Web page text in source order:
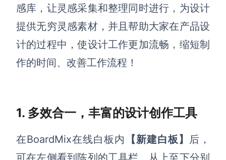
博思白板boardmix
下载
客户端、插件
解决方案
感库，让灵感采集和整理同时进行，为设计
提供无穷灵感素材，并且帮助大家在产品设
计的过程中，使设计工作更加流畅，缩短制
作的时间、改善工作流程！
1. 多效合一，丰富的设计创作工具
在BoardMix在线白板内 【新建白板】 后，
可在左侧看到陈列的工具栏。 从上至下分别